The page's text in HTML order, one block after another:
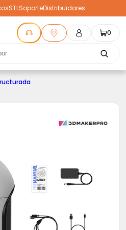
STLSoporteDistribuidores
0